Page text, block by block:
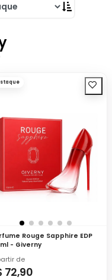
Rouge Sapphire EDP
- Giverny
de
72,90